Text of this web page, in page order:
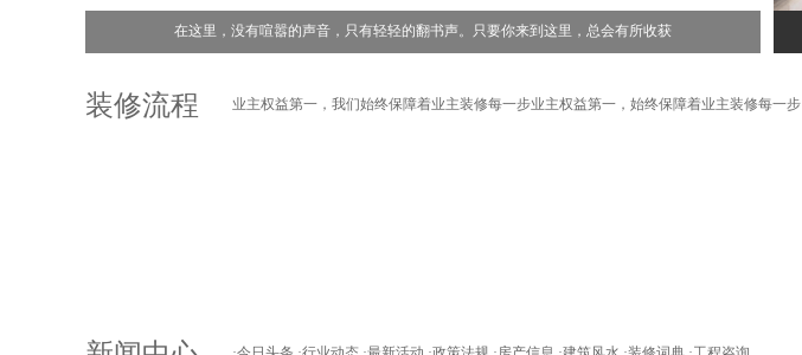
在这里，没有喧嚣的声音，只有轻轻的翻书声。只要你来到这里，总会有所收获
装修流程 业主权益第一，我们始终保障着业主装修每一步业主权益第一，始终保障着业主装修每一步